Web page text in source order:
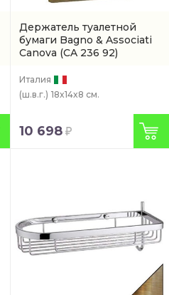
Держатель туалетной
бумаги Bagno & Associati
Canova (CA 236 92)
Италия
(ш.в.г.) 18x14x8 см.
10 698